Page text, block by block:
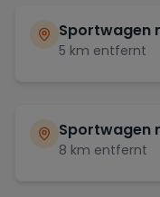
Sportwagen
5 km entfernt
Sportwagen
8 km entfernt